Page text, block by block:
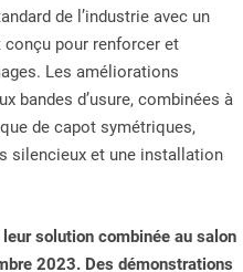
de l’industrie avec un
pour renforcer et
Les améliorations
bandes d’usure, combinées à
de capot symétriques,
silencieux et une installation
solution combinée au salon
2023. Des démonstrations